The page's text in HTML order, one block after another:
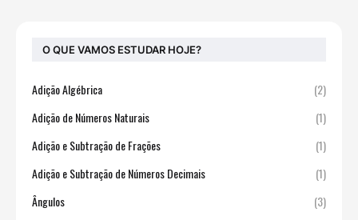
O QUE VAMOS ESTUDAR HOJE?
Adição Algébrica
(2)
Adição de Números Naturais
(1)
Adição e Subtração de Frações
(1)
Adição e Subtração de Números Decimais
(1)
Ângulos
(3)